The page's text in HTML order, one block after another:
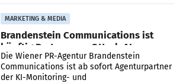
MARKETING & MEDIA
Brandenstein Communications ist
künftig Partner von OtterlyAI
Die Wiener PR-Agentur Brandenstein
Communications ist ab sofort Agenturpartner
der KI-Monitoring- und